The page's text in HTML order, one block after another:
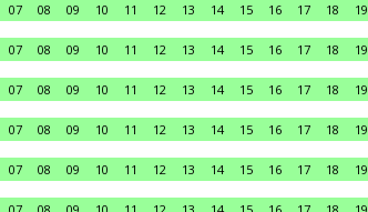
07 08 09 10 11 12 13 14 15 16 17 18 19
07 08 09 10 11 12 13 14 15 16 17 18 19
07 08 09 10 11 12 13 14 15 16 17 18 19
07 08 09 10 11 12 13 14 15 16 17 18 19
07 08 09 10 11 12 13 14 15 16 17 18 19